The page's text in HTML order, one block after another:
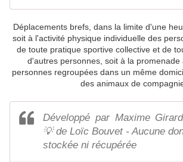
Déplacements brefs, dans la limite d'une
soit à l'activité physique individuelle des
de toute pratique sportive collective et de
d'autres personnes, soit à la promenade
personnes regroupées dans un même
des animaux de
Développé par Maxime
💡 de Loïc Bouvet - Aucune
stockée ni récupérée